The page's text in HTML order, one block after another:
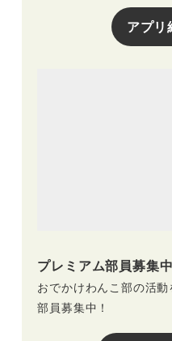
アプリ
プレミアム部員募集中
おでかけわんこ部の活
部員募集中！